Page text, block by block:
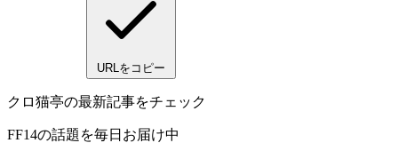
URLをコピー
クロ猫亭の最新記事をチェック
FF14の話題を毎日お届け中